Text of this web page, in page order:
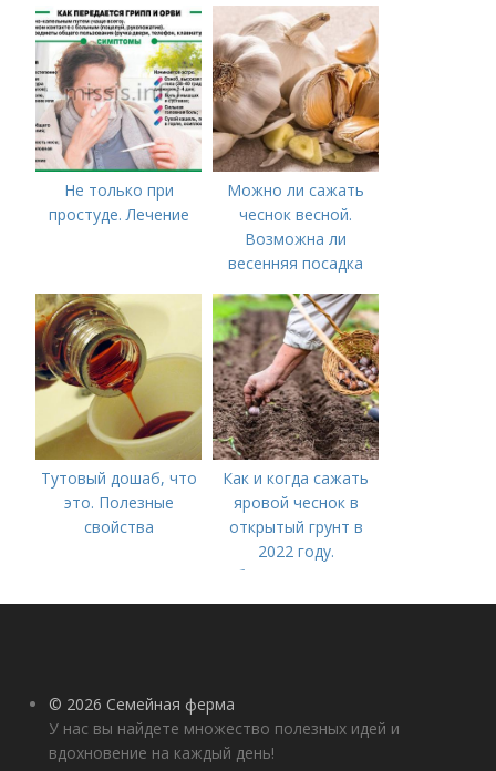
озимого чеснока
Не только при
простуде. Лечение
Можно ли сажать
чеснок весной.
Возможна ли
весенняя посадка
лучше делать
Тутовый дошаб, что
это. Полезные
свойства
Как и когда сажать
яровой чеснок в
открытый грунт в
2022 году.
Добавление статьи в
новую подборку
© 2026 Семейная ферма
У нас вы найдете множество полезных идей и
вдохновение на каждый день!